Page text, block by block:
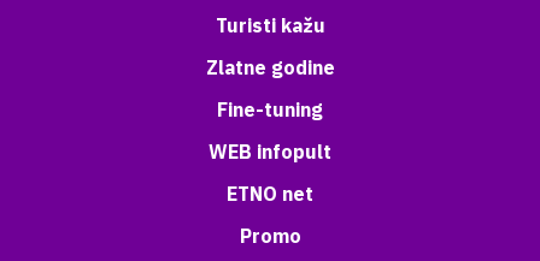
Turisti kažu
Zlatne godine
Fine-tuning
WEB infopult
ETNO net
Promo